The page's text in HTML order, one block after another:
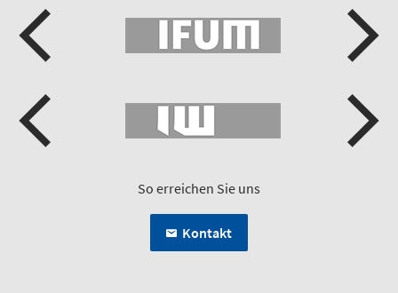
So erreichen Sie uns
Kontakt